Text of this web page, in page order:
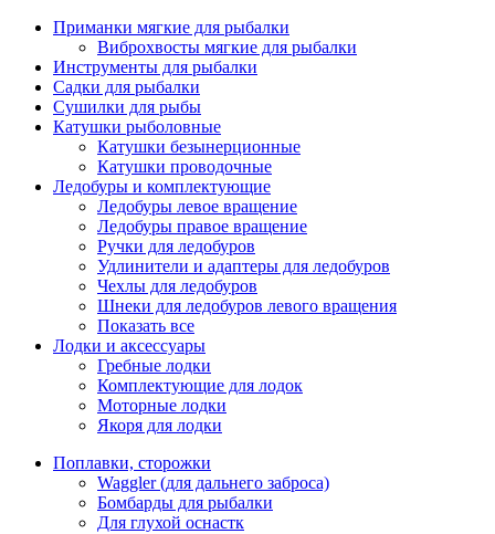
Приманки мягкие для рыбалки
Виброхвосты мягкие для рыбалки
Инструменты для рыбалки
Садки для рыбалки
Сушилки для рыбы
Катушки рыболовные
Катушки безынерционные
Катушки проводочные
Ледобуры и комплектующие
Ледобуры левое вращение
Ледобуры правое вращение
Ручки для ледобуров
Удлинители и адаптеры для ледобуров
Чехлы для ледобуров
Шнеки для ледобуров левого вращения
Показать все
Лодки и аксессуары
Гребные лодки
Комплектующие для лодок
Моторные лодки
Якоря для лодки
Поплавки, сторожки
Waggler (для дальнего заброса)
Бомбарды для рыбалки
Для глухой оснастк